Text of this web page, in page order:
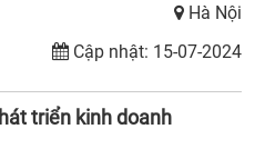
Hà Nội
Cập nhật: 15-07-2024
triển kinh doanh